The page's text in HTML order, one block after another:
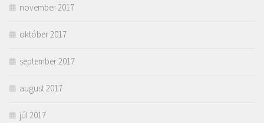
november 2017
október 2017
september 2017
august 2017
júl 2017